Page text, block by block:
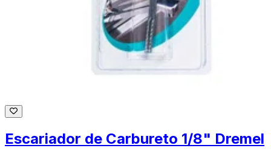
Escariador de Carbureto 1/8" Dremel